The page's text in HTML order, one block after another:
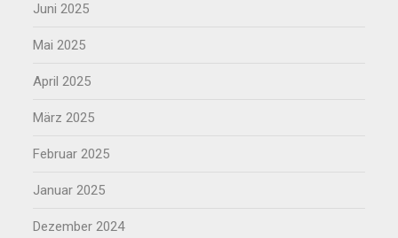
Juni 2025
Mai 2025
April 2025
März 2025
Februar 2025
Januar 2025
Dezember 2024